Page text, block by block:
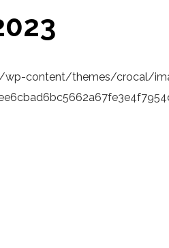
content/themes/crocal/